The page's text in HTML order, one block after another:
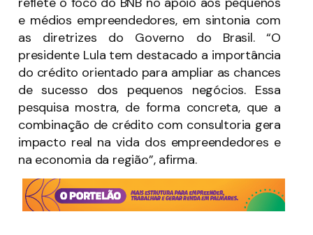
e médios empreendedores, em sintonia com
as diretrizes do Governo do Brasil. “O
presidente Lula tem destacado a importância
do crédito orientado para ampliar as chances
de sucesso dos pequenos negócios. Essa
pesquisa mostra, de forma concreta, que a
combinação de crédito com consultoria gera
impacto real na vida dos empreendedores e
na economia da região”, afirma.